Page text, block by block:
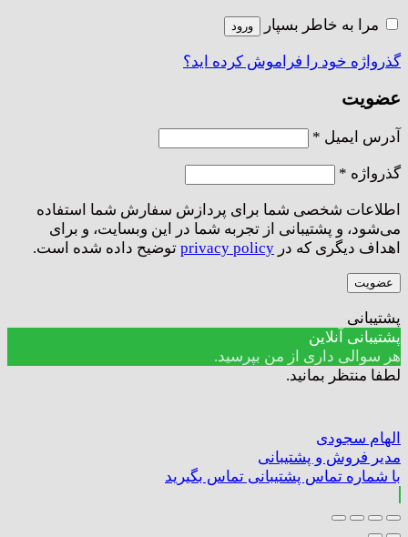
مرا به خاطر بسپار ورود
گذرواژه خود را فراموش کرده اید؟
عضویت
آدرس ایمیل *
گذرواژه *
اطلاعات شخصی شما برای پردازش سفارش شما استفاده
می‌شود، و پشتیبانی از تجربه شما در این وبسایت، و برای
اهداف دیگری که در privacy policy توضیح داده شده است.
عضویت
پشتیبانی
پشتیبانی آنلاین
هر سوالی داری از من بپرسید.
لطفا منتظر بمانید.
الهام سجودی
مدیر فروش و پشتیبانی
با شماره تماس پشتیبانی تماس بگیرید